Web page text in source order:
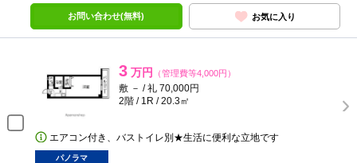
お問い合わせ(無料) お気に入り
3 万円 （管理費等4,000円）
敷 － / 礼 70,000円
2階 / 1R / 20.3㎡
エアコン付き、バストイレ別★生活に便利な立地です
パノラマ